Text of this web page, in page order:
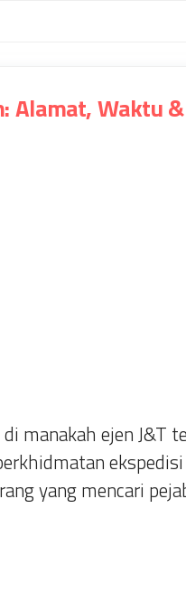
Alamat, Waktu
manakah ejen J&T
yang mencari